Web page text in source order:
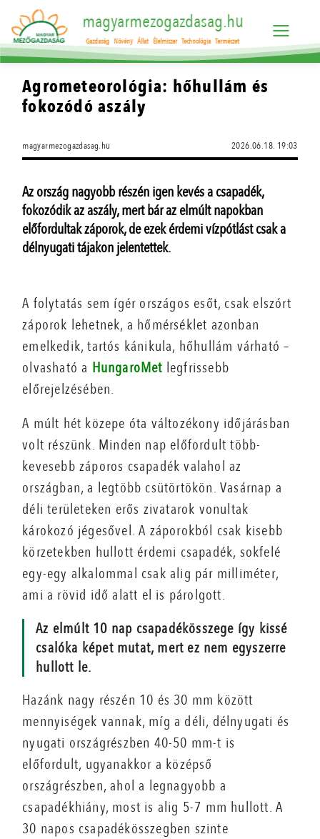
magyarmezogazdasag.hu
Gazdaság Növény Állat Élelmiszer Technológia Természet
Agrometeorológia: hőhullám és
fokozódó aszály
magyarmezogazdasag.hu 2026.06.18. 19:03
Az ország nagyobb részén igen kevés a csapadék,
fokozódik az aszály, mert bár az elmúlt napokban
előfordultak záporok, de ezek érdemi vízpótlást csak a
délnyugati tájakon jelentettek.
A folytatás sem ígér országos esőt, csak elszórt
záporok lehetnek, a hőmérséklet azonban
emelkedik, tartós kánikula, hőhullám várható –
olvasható a HungaroMet legfrissebb
előrejelzésében.
A múlt hét közepe óta változékony időjárásban
volt részünk. Minden nap előfordult több-
kevesebb záporos csapadék valahol az
országban, a legtöbb csütörtökön. Vasárnap a
déli területeken erős zivatarok vonultak
károkozó jégesővel. A záporokból csak kisebb
körzetekben hullott érdemi csapadék, sokfelé
egy-egy alkalommal csak alig pár milliméter,
ami a rövid idő alatt el is párolgott.
Az elmúlt 10 nap csapadékösszege így kissé
csalóka képet mutat, mert ez nem egyszerre
hullott le.
Hazánk nagy részén 10 és 30 mm között
mennyiségek vannak, míg a déli, délnyugati és
nyugati országrészben 40-50 mm-t is
előfordult, ugyanakkor a középső
országrészben, ahol a legnagyobb a
csapadékhiány, most is alig 5-7 mm hullott. A
30 napos csapadékösszegben szinte